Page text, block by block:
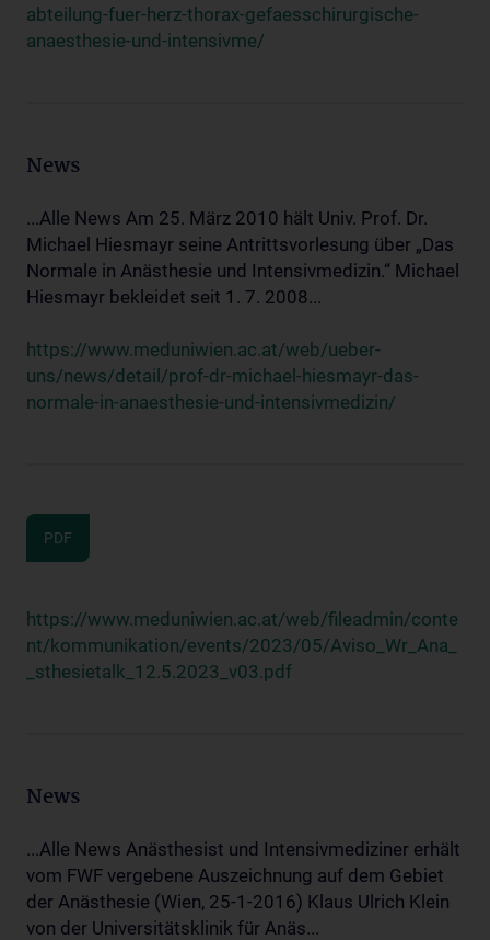
abteilung-fuer-herz-thorax-gefaesschirurgische-
anaesthesie-und-intensivme/
News
...Alle News Am 25. März 2010 hält Univ. Prof. Dr.
Michael Hiesmayr seine Antrittsvorlesung über „Das
Normale in Anästhesie und Intensivmedizin.“ Michael
Hiesmayr bekleidet seit 1. 7. 2008...
https://www.meduniwien.ac.at/web/ueber-
uns/news/detail/prof-dr-michael-hiesmayr-das-
normale-in-anaesthesie-und-intensivmedizin/
PDF
https://www.meduniwien.ac.at/web/fileadmin/conte
nt/kommunikation/events/2023/05/Aviso_Wr_Ana_
_sthesietalk_12.5.2023_v03.pdf
News
...Alle News Anästhesist und Intensivmediziner erhält
vom FWF vergebene Auszeichnung auf dem Gebiet
der Anästhesie (Wien, 25-1-2016) Klaus Ulrich Klein
von der Universitätsklinik für Anäs...